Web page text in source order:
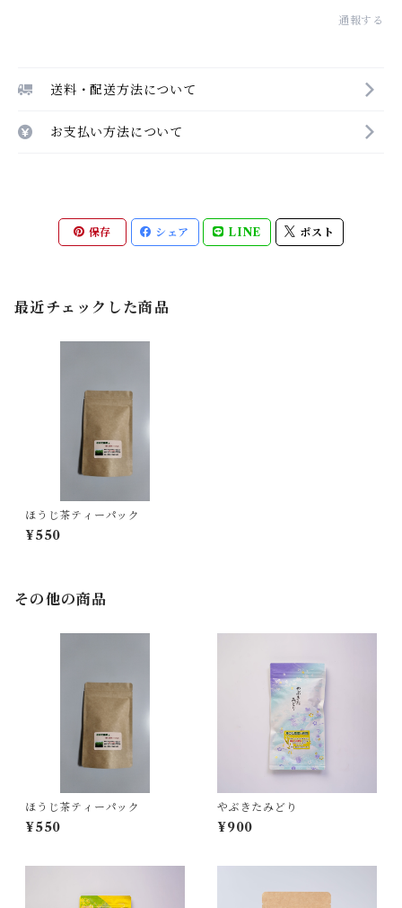
通報する
送料・配送方法について
お支払い方法について
保存 シェア LINE ポスト
最近チェックした商品
ほうじ茶ティーパック
¥550
その他の商品
ほうじ茶ティーパック
¥550
やぶきたみどり
¥900